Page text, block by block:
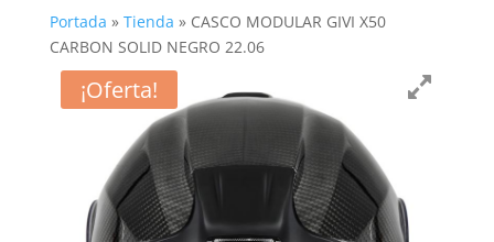
Portada » Tienda » CASCO MODULAR GIVI X50
CARBON SOLID NEGRO 22.06
¡Oferta!